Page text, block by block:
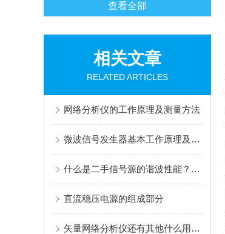
查看全部
相关文章
RELATED ARTICLES
网络分析仪的工作原理及测量方法
微波信号发生器基本工作原理及其指标概述
什么是二手信号源的谐波性能？你了解多少
直流稳压电源的组成部分
矢量网络分析仪还有其他什么用途？